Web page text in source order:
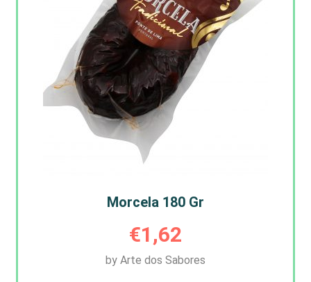
Morcela 180 Gr
€1,62
by Arte dos Sabores